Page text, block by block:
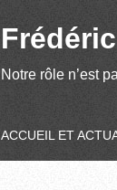
Notre rôle n’est
ACCUEIL ET